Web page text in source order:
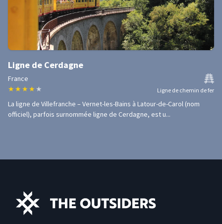
Ligne de Cerdagne
France
★ ★ ★ ★ ★ Ligne de chemin de fer
La ligne de Villefranche – Vernet-les-Bains à Latour-de-Carol (nom
officiel), parfois surnommée ligne de Cerdagne, est u...